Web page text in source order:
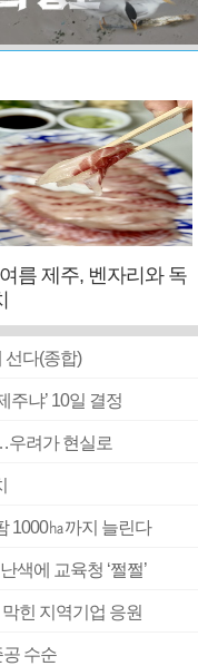
름 제주, 벤자리와 독
선다(종합)
주냐’ 10일 결정
우려가 현실로
1000㏊까지 늘린다
색에 교육청 ‘쩔쩔’
힌 지역기업 응원
공 수순